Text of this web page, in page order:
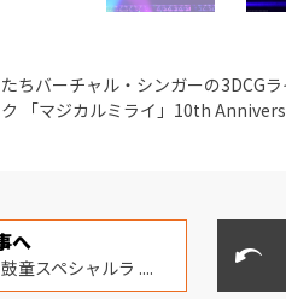
ちバーチャル・シンガーの3DCG
ク 「マジカルミライ」10th
へ
童スペシャルラ ....